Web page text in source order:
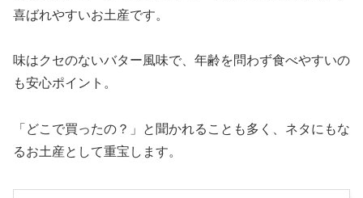
喜ばれやすいお土産です。
味はクセのないバター風味で、年齢を問わず食べやすいの
も安心ポイント。
「どこで買ったの？」と聞かれることも多く、ネタにもな
るお土産として重宝します。